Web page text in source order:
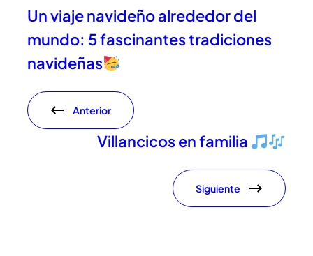
Un viaje navideño alrededor del
mundo: 5 fascinantes tradiciones
navideñas
Anterior
Villancicos en familia
Siguiente